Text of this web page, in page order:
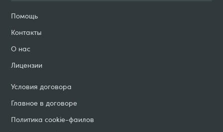
Помощь
Контакты
О нас
Лицензии
Условия договорa
Главное в договоре
Политика cookie-фаилов